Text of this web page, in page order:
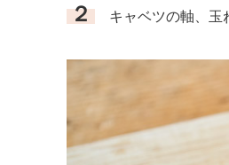
２ キャベツの軸、玉